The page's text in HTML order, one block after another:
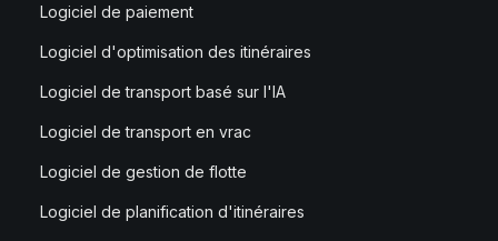
Logiciel de paiement
Logiciel d'optimisation des itinéraires
Logiciel de transport basé sur l'IA
Logiciel de transport en vrac
Logiciel de gestion de flotte
Logiciel de planification d'itinéraires